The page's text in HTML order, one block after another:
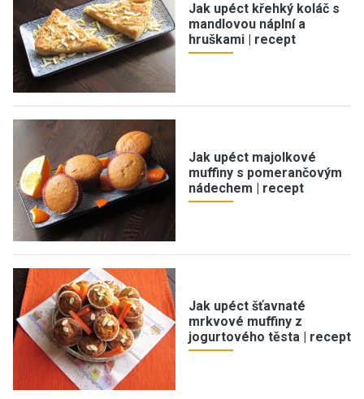
Jak upéct křehký koláč s
mandlovou náplní a
hruškami | recept
Jak upéct majolkové
muffiny s pomerančovým
nádechem | recept
Jak upéct šťavnaté
mrkvové muffiny z
jogurtového těsta | recept